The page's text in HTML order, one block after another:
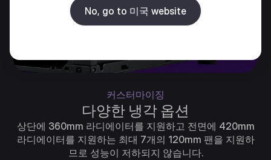
커스터마이징
다양한 냉각 옵션
상단에 360mm 라디에이터를 지원하고 전면에 420mm
라디에이터를 지원하는 최대 7개의 120mm 팬을 지원하
므로 성능이 저하되지 않습니다.
No, go to 미국 website